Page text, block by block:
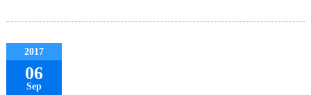
2017
06
Sep